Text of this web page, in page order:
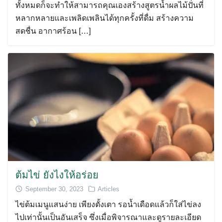
ทั้งหมดก็จะทำให้สามารถคุณเองสร้างสูตรน้ำผลไม้ปั่นที่
หลากหลายและเพลิดเพลินได้ทุกครั้งที่ดื่ม สร้างความ
สดชื่น อากาศร้อน […]
ต้มไข่ ยังไงให้อร่อย
September 30, 2023 Articles
ไข่ต้มเมนูแสนง่าย เพียงตั้งเตา รอน้ำเดือดแล้วก็ใส่ไข่ลง
ไปเท่านั้นเป็นอันเสร็จ ซึ่งเมื่อพิจารณาและดูรายละเอียด